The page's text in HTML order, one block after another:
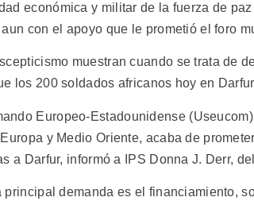
económica y militar de la fuerza de
aun con el apoyo que le prometió el foro
muestran cuando se trata de
los 200 soldados africanos hoy en
Europeo-Estadounidense
y Medio Oriente, acaba de
a Darfur, informó a IPS Donna J. Derr,
principal demanda es el financiamiento,